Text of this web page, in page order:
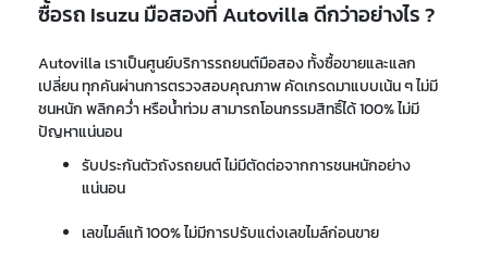
ซื้อรถ Isuzu มือสองที่ Autovilla ดีกว่าอย่างไร ?
Autovilla เราเป็นศูนย์บริการรถยนต์มือสอง ทั้งซื้อขายและแลก
เปลี่ยน ทุกคันผ่านการตรวจสอบคุณภาพ คัดเกรดมาแบบเน้น ๆ ไม่มี
ชนหนัก พลิกคว่ำ หรือน้ำท่วม สามารถโอนกรรมสิทธิ์ได้ 100% ไม่มี
ปัญหาแน่นอน
รับประกันตัวถังรถยนต์ ไม่มีตัดต่อจากการชนหนักอย่าง
แน่นอน
เลขไมล์แท้ 100% ไม่มีการปรับแต่งเลขไมล์ก่อนขาย